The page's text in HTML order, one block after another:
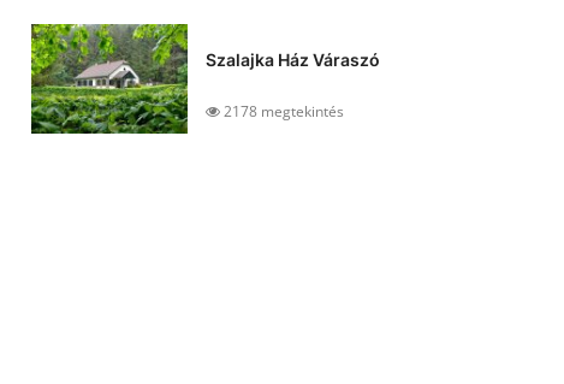
Szalajka Ház Váraszó
2178 megtekintés